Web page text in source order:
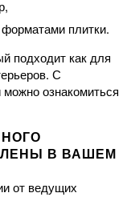
плитки.
подходит как для
С
ознакомиться
В ВАШЕМ
от ведущих